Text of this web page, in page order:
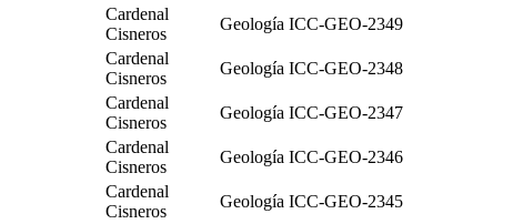
Cardenal
Cisneros
Geología ICC-GEO-2349
Cardenal
Cisneros
Geología ICC-GEO-2348
Cardenal
Cisneros
Geología ICC-GEO-2347
Cardenal
Cisneros
Geología ICC-GEO-2346
Cardenal
Cisneros
Geología ICC-GEO-2345